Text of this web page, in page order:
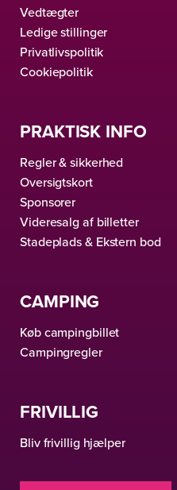
Vedtægter
Ledige stillinger
Privatlivspolitik
Cookiepolitik
PRAKTISK INFO
Regler & sikkerhed
Oversigtskort
Sponsorer
Videresalg af billetter
Stadeplads & Ekstern bod
CAMPING
Køb campingbillet
Campingregler
FRIVILLIG
Bliv frivillig hjælper